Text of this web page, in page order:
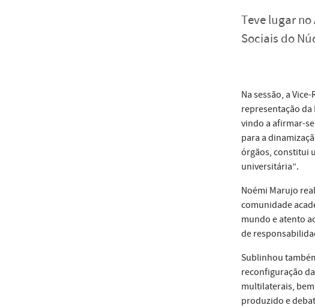
Teve lugar
Sociais do
Na sessão, a
representação da
vindo a afirmar-
para a
órgãos, constitui
universitária”.
Noémi Marujo
comunidade
mundo e atento
de
Sublinhou
reconfiguração
multilaterais,
produzido e